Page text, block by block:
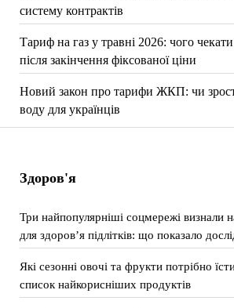
систему контрактів
Тариф на газ у травні 2026: чого
після закінчення фіксованої ціни
Новий закон про тарифи ЖКП: чи
воду для українців
Здоров'я
Три найпопулярніші соцмережі визнали
для здоров’я підлітків: що показало
Які сезонні овочі та фрукти потрібно
список найкорисніших продуктів